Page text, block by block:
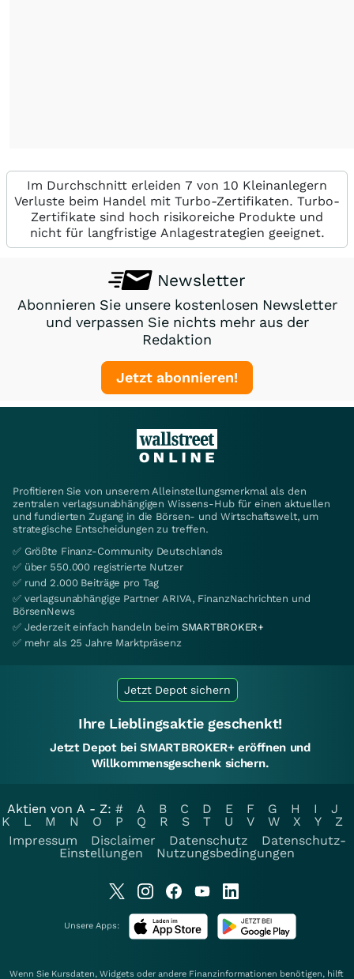
Im Durchschnitt erleiden 7 von 10 Kleinanlegern
Verluste beim Handel mit Turbo-Zertifikaten. Turbo-
Zertifikate sind hoch risikoreiche Produkte und
nicht für langfristige Anlagestrategien geeignet.
Newsletter
Abonnieren Sie unsere kostenlosen Newsletter
und verpassen Sie nichts mehr aus der
Redaktion
Jetzt abonnieren!
Profitieren Sie von unserem Alleinstellungsmerkmal als den
zentralen verlagsunabhängigen Wissens-Hub für einen aktuellen
und fundierten Zugang in die Börsen- und Wirtschaftswelt, um
strategische Entscheidungen zu treffen.
✅ Größte Finanz-Community Deutschlands
✅ über 550.000 registrierte Nutzer
✅ rund 2.000 Beiträge pro Tag
✅ verlagsunabhängige Partner ARIVA, FinanzNachrichten und
BörsenNews
✅ Jederzeit einfach handeln beim SMARTBROKER+
✅ mehr als 25 Jahre Marktpräsenz
Jetzt Depot sichern
Ihre Lieblingsaktie geschenkt!
Jetzt Depot bei SMARTBROKER+ eröffnen und
Willkommensgeschenk sichern.
Aktien von A - Z: # A B C D E F G H I
J
K
L M N O P Q R S T U V W X Y
Z
Impressum
Disclaimer Datenschutz
Datenschutz-
Einstellungen
Nutzungsbedingungen
Unsere Apps:
Wenn Sie Kursdaten, Widgets oder andere Finanzinformationen benötigen, hilft